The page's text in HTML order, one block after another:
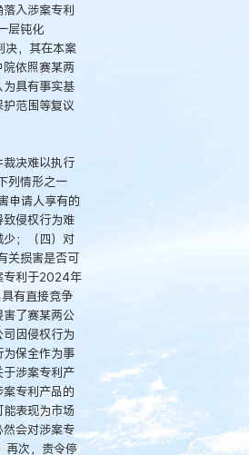
入涉案专利
层钝化
决，其在本案
依照赛某两
具有事实基
范围等复议
决难以执行
列情形之一
申请人享有的
侵权行为难
；（四）对
关损害是否可
专利于2024年
有直接竞争
了赛某两公
因侵权行为
保全作为事
涉案专利产
专利产品的
表现为市场
会对涉案专
再次，责令停